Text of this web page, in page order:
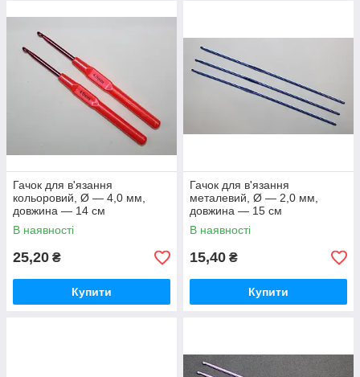
Гачок для в'язання
кольоровий, Ø — 4,0 мм,
довжина — 14 см
В наявності
25,20 ₴
Купити
Гачок для в'язання
металевий, Ø — 2,0 мм,
довжина — 15 см
В наявності
15,40 ₴
Купити